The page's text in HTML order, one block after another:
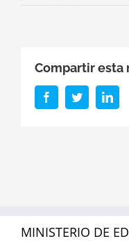
Compartir esta
FacebookTwitter
MINISTERIO DE